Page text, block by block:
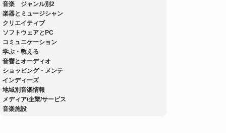
音楽 ジャンル別2
楽器とミュージシャン
クリエイティブ
ソフトウェアとPC
コミュニケーション
学ぶ・教える
音響とオーディオ
ショッピング・メンテ
インディーズ
地域別音楽情報
メディア/企業/サービス
音楽施設